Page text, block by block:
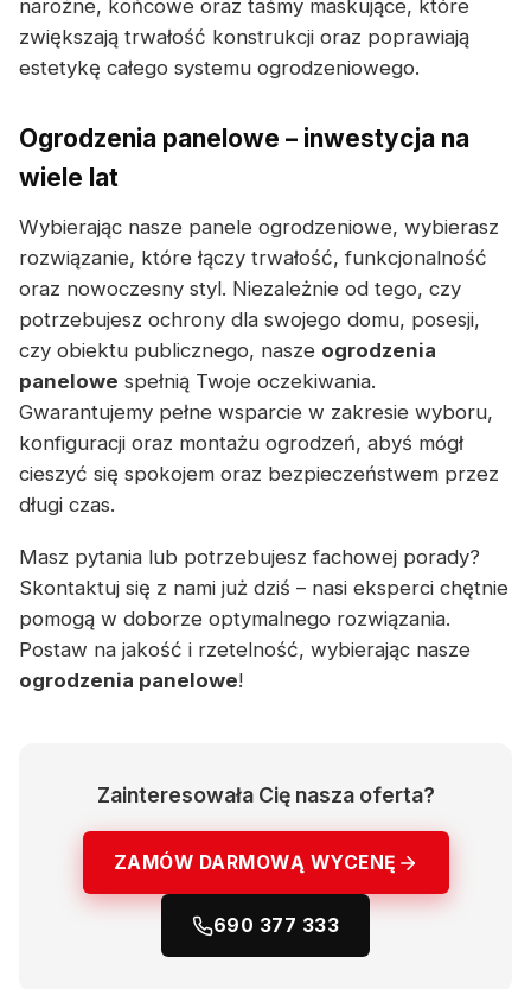
narożne, końcowe oraz taśmy maskujące, które
zwiększają trwałość konstrukcji oraz poprawiają
estetykę całego systemu ogrodzeniowego.
Ogrodzenia panelowe – inwestycja na
wiele lat
Wybierając nasze panele ogrodzeniowe, wybierasz
rozwiązanie, które łączy trwałość, funkcjonalność
oraz nowoczesny styl. Niezależnie od tego, czy
potrzebujesz ochrony dla swojego domu, posesji,
czy obiektu publicznego, nasze ogrodzenia
panelowe spełnią Twoje oczekiwania.
Gwarantujemy pełne wsparcie w zakresie wyboru,
konfiguracji oraz montażu ogrodzeń, abyś mógł
cieszyć się spokojem oraz bezpieczeństwem przez
długi czas.
Masz pytania lub potrzebujesz fachowej porady?
Skontaktuj się z nami już dziś – nasi eksperci chętnie
pomogą w doborze optymalnego rozwiązania.
Postaw na jakość i rzetelność, wybierając nasze
ogrodzenia panelowe!
Zainteresowała Cię nasza oferta?
ZAMÓW DARMOWĄ WYCENĘ
690 377 333